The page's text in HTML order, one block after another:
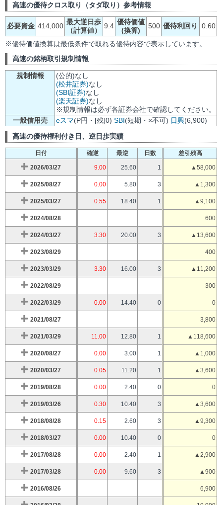
高速の優待クロス取り（タダ取り）参考情報
必要資金 414,000 最大逆日歩
（計算値）
9.4 優待価値
(換算)
500 優待利回り 0.60
※優待価値換算は最低条件で取れる優待内容で表示しています。
高速の銘柄取引規制情報
規制情報
(公的)なし
(松井証券)なし
(SBI証券)なし
(楽天証券)なし
※規制情報は必ず各証券会社で確認してください。
一般信用売
eスマ(P円・[残]0) SBI(短期・×不可) 日興(6,900)
高速の優待権利付き日、逆日歩実績
日付 確逆 最逆 日数 差引残高
2026/03/27 9.00 25.60 1 ▲58,000
2025/08/27 0.00 5.80 3 ▲1,300
2025/03/27 0.55 18.40 1 ▲9,100
2024/08/28 600
2024/03/27 3.30 20.00 3 ▲13,600
2023/08/29 400
2023/03/29 3.30 16.00 3 ▲11,200
2022/08/29 300
2022/03/29 0.00 14.40 0 0
2021/08/27 3,800
2021/03/29 11.00 12.80 1 ▲118,600
2020/08/27 0.00 3.00 1 ▲1,000
2020/03/27 0.05 11.20 1 ▲3,600
2019/08/28 0.00 2.40 0 0
2019/03/26 0.30 10.40 3 ▲3,600
2018/08/28 0.15 2.60 3 ▲9,300
2018/03/27 0.00 10.40 0 0
2017/08/28 0.00 2.40 1 ▲2,900
2017/03/28 0.00 9.60 3 ▲900
2016/08/26 6,900